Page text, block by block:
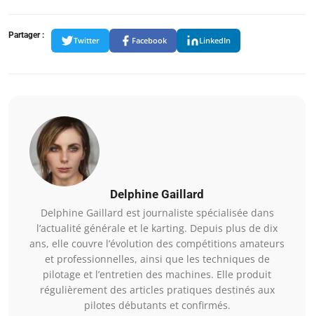
Partager :
Twitter Facebook LinkedIn
Delphine Gaillard
Delphine Gaillard est journaliste spécialisée dans
l’actualité générale et le karting. Depuis plus de dix
ans, elle couvre l’évolution des compétitions amateurs
et professionnelles, ainsi que les techniques de
pilotage et l’entretien des machines. Elle produit
régulièrement des articles pratiques destinés aux
pilotes débutants et confirmés.